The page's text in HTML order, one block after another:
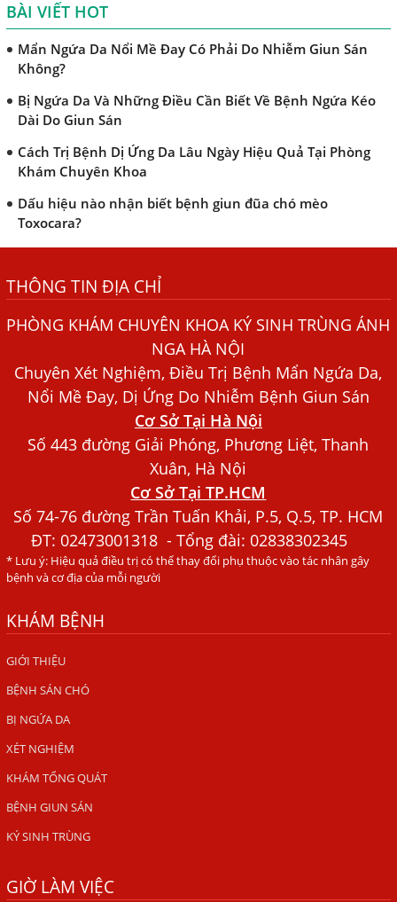
BÀI VIẾT HOT
Điều trị bệnh sán lá gan ở đâu?
Mẩn Ngứa Da Nổi Mề Đay Có Phải Do Nhiễm Giun Sán
Không?
Bị Ngứa Da Và Những Điều Cần Biết Về Bệnh Ngứa Kéo
Dài Do Giun Sán
Cách Trị Bệnh Dị Ứng Da Lâu Ngày Hiệu Quả Tại Phòng
Khám Chuyên Khoa
Dấu hiệu nào nhận biết bệnh giun đũa chó mèo
Toxocara?
Bệnh Chàm Và Những Yếu Tố Liên Quan Đến Bệnh Giun
Dấu Hiệu Ngứa Da, Dị Ứng, Nổi Mề Đay Do Nhiễm Sán
Bác sĩ Nguyễn Ngọc Ánh Phòng Khám Ánh Nga Đề Tài
Nghiên Cứu Khoa
Xét Nghiệm Giun Sán Gồm Những Loại Nào? Chi Phí Bao
Người Đàn Ông Phát Ban Mẩn Đỏ Khắp Người, Sau Ba
Tháng Mới Tìm Ra Nguyên Nhân
Đau Mắt Đỏ, Nguyên Nhân Và Cách Điều Trị
HÀ NỘI – PHÁT BAN MẨN ĐỎ KHẮP NGƯỜI, ĐI KHÁM
Ăn hải sản sống, coi chừng nhiễm giun sán
TỔNG QUAN VỀ KÉM HẤP THU THỨC ĂN
HÀ NỘI – NHIỄM BA LOẠI KÝ SINH TRÙNG DO THÓI QUEN
ĂN MỘT MÓN ĂN SÁNG
ẤU TRÙNG SÁN CHÓ DI CHUYỂN QUA DA GÂY NGỨA
VIÊM DA ĐỒNG TIỀN
Tại sao khám bệnh viện da liễu nhiều năm không hết
ngứa?
SÁN TRONG NÃO GÂY RA CÁC TRIỆU CHỨNG NHƯ TÂM
THÔNG TIN ĐỊA CHỈ
PHÒNG KHÁM CHUYÊN KHOA KÝ SINH TRÙNG ÁNH
NGA HÀ NỘI
Chuyên Xét Nghiệm, Điều Trị Bệnh Mẩn Ngứa Da,
Nổi Mề Đay, Dị Ứng Do Nhiễm Bệnh Giun Sán
Cơ Sở Tại Hà Nội
Số 443 đường Giải Phóng, Phương Liệt, Thanh
Xuân, Hà Nội
Cơ Sở Tại TP.HCM
Số 74-76 đường Trần Tuấn Khải, P.5, Q.5, TP. HCM
ĐT:02473001318 - Tổng đài: 02838302345
* Lưu ý: Hiệu quả điều trị có thể thay đổi phụ thuộc vào tác nhân gây
bệnh và cơ địa của mỗi người
KHÁM BỆNH
GIỚI THIỆU
BỆNH SÁN CHÓ
BỊ NGỨA DA
XÉT NGHIỆM
KHÁM TỔNG QUÁT
BỆNH GIUN SÁN
KÝ SINH TRÙNG
GIỜ LÀM VIỆC